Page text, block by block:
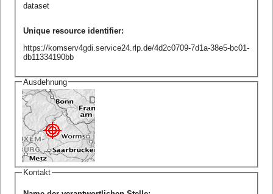
dataset
Unique resource identifier:
https://komserv4gdi.service24.rlp.de/4d2c0709-7d1a-38e5-bc01-
db11334190bb
Ausdehnung
Kontakt